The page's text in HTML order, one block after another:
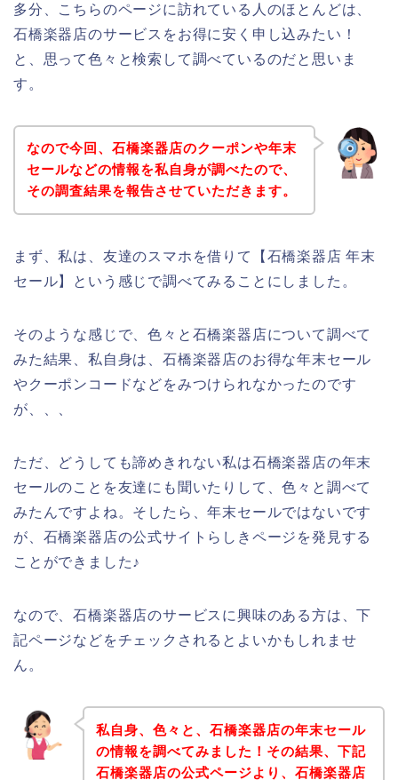
多分、こちらのページに訪れている人のほとんどは、
石橋楽器店のサービスをお得に安く申し込みたい！
と、思って色々と検索して調べているのだと思いま
す。
なので今回、石橋楽器店のクーポンや年末
セールなどの情報を私自身が調べたので、
その調査結果を報告させていただきます。
まず、私は、友達のスマホを借りて【石橋楽器店 年末
セール】という感じで調べてみることにしました。
そのような感じで、色々と石橋楽器店について調べて
みた結果、私自身は、石橋楽器店のお得な年末セール
やクーポンコードなどをみつけられなかったのです
が、、、
ただ、どうしても諦めきれない私は石橋楽器店の年末
セールのことを友達にも聞いたりして、色々と調べて
みたんですよね。そしたら、年末セールではないです
が、石橋楽器店の公式サイトらしきページを発見する
ことができました♪
なので、石橋楽器店のサービスに興味のある方は、下
記ページなどをチェックされるとよいかもしれませ
ん。
私自身、色々と、石橋楽器店の年末セール
の情報を調べてみました！その結果、下記
石橋楽器店の公式ページより、石橋楽器店